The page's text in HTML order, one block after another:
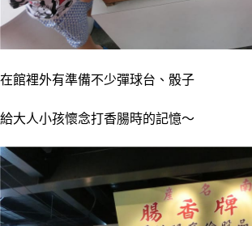
在館裡外有準備不少彈球台、骰子
給大人小孩懷念打香腸時的記憶～